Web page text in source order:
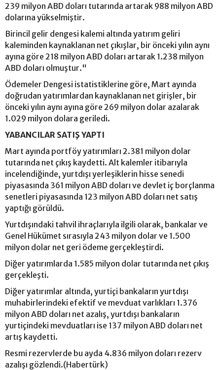
239 milyon ABD doları tutarında artarak 988 milyon ABD
dolarına yükselmiştir.
Birincil gelir dengesi kalemi altında yatırım geliri
kaleminden kaynaklanan net çıkışlar, bir önceki yılın aynı
ayına göre 218 milyon ABD doları artarak 1.238 milyon
ABD doları olmuştur."
Ödemeler Dengesi istatistiklerine göre, Mart ayında
doğrudan yatırımlardan kaynaklanan net girişler, bir
önceki yılın aynı ayına göre 269 milyon dolar azalarak
1.029 milyon dolara geriledi.
YABANCILAR SATIŞ YAPTI
Mart ayında portföy yatırımları 2.381 milyon dolar
tutarında net çıkış kaydetti. Alt kalemler itibarıyla
incelendiğinde, yurtdışı yerleşiklerin hisse senedi
piyasasında 361 milyon ABD doları ve devlet iç borçlanma
senetleri piyasasında 123 milyon ABD doları net satış
yaptığı görüldü.
Yurtdışındaki tahvil ihraçlarıyla ilgili olarak, bankalar ve
Genel Hükümet sırasıyla 243 milyon dolar ve 1.500
milyon dolar net geri ödeme gerçekleştirdi.
Diğer yatırımlarda 1.585 milyon dolar tutarında net çıkış
gerçekleşti.
Diğer yatırımlar altında, yurtiçi bankaların yurtdışı
muhabirlerindeki efektif ve mevduat varlıkları 1.376
milyon ABD doları net azalış, yurtdışı bankaların
yurtiçindeki mevduatları ise 137 milyon ABD doları net
artış kaydetti.
Resmi rezervlerde bu ayda 4.836 milyon doları rezerv
azalışı gözlendi.(Habertürk)